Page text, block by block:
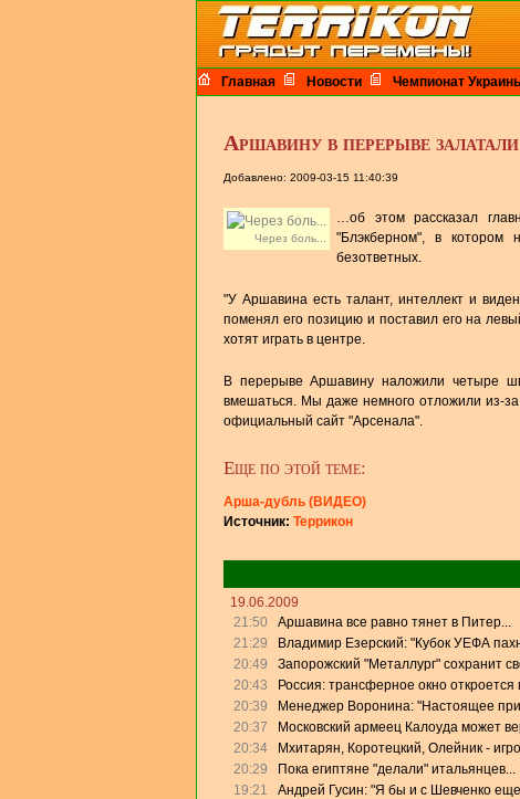
Главная Новости Чемпионат
Аршавину в перерыве
Добавлено: 2009-03-15 11:40:39
Через боль...
…об этом рассказал
"Блэкберном", в котором
безответных.
"У Аршавина есть талант, интеллект и
поменял его позицию и поставил его на
хотят играть в центре.
В перерыве Аршавину наложили четыре
вмешаться. Мы даже немного отложили из-за
официальный сайт "Арсенала".
Еще по этой теме:
Арша-дубль (ВИДЕО)
Источник: Террикон
19.06.2009
21:50
Аршавина все равно тянет в Питер...
21:29
Владимир Езерский: "Кубок УЕФА
20:49
Запорожский "Металлург" сохранит
20:43
Россия: трансферное окно откроется
20:39
Менеджер Воронина: "Настоящее
20:37
Московский армеец Калоуда может
20:34
Мхитарян, Коротецкий, Олейник -
20:29
Пока египтяне "делали" итальянцев...
19:21
Андрей Гусин: "Я бы и с Шевченко